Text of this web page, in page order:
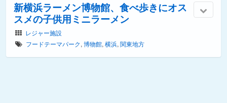
新横浜ラーメン博物館、食べ歩きにオス
スメの子供用ミニラーメン
レジャー施設
フードテーマパーク,博物館,横浜,関東地方